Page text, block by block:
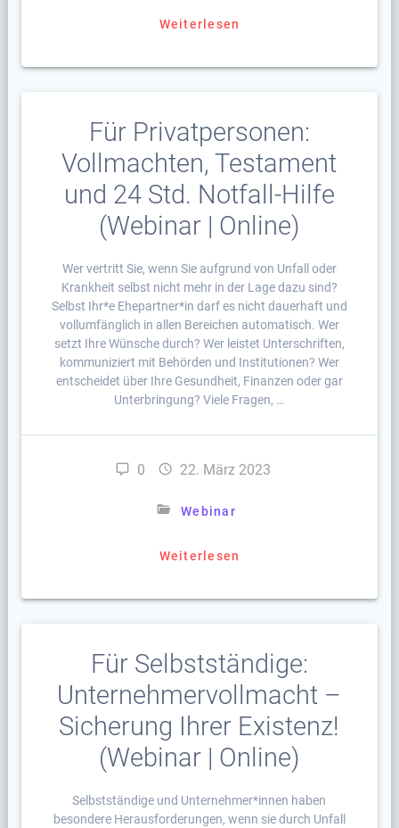
Weiterlesen
Für Privatpersonen:
Vollmachten, Testament
und 24 Std. Notfall-Hilfe
(Webinar | Online)
Wer vertritt Sie, wenn Sie aufgrund von Unfall oder
Krankheit selbst nicht mehr in der Lage dazu sind?
Selbst Ihr*e Ehepartner*in darf es nicht dauerhaft und
vollumfänglich in allen Bereichen automatisch. Wer
setzt Ihre Wünsche durch? Wer leistet Unterschriften,
kommuniziert mit Behörden und Institutionen? Wer
entscheidet über Ihre Gesundheit, Finanzen oder gar
Unterbringung? Viele Fragen, …
0 22. März 2023
Webinar
Weiterlesen
Für Selbstständige:
Unternehmervollmacht –
Sicherung Ihrer Existenz!
(Webinar | Online)
Selbstständige und Unternehmer*innen haben
besondere Herausforderungen, wenn sie durch Unfall